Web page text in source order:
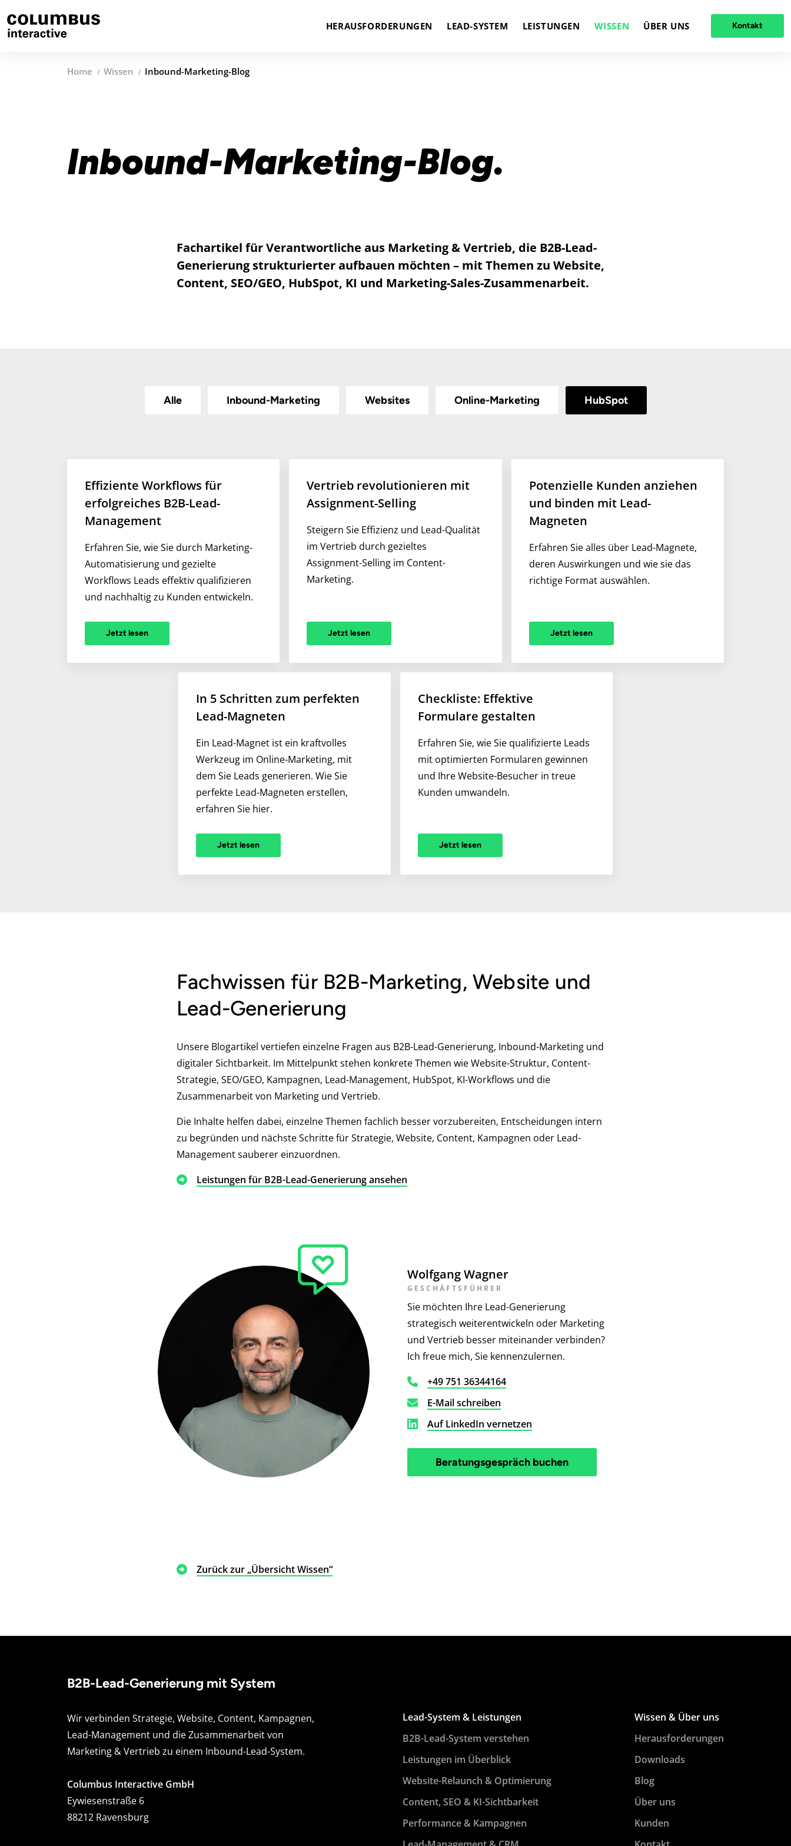
HERAUSFORDERUNGEN LEAD-SYSTEM LEISTUNGEN WISSEN ÜBER UNS Kontakt
Home Wissen Inbound-Marketing-Blog
Inbound-Marketing-Blog.
Fachartikel für Verantwortliche aus Marketing & Vertrieb, die B2B-Lead-
Generierung strukturierter aufbauen möchten – mit Themen zu Website,
Content, SEO/GEO, HubSpot, KI und Marketing-Sales-Zusammenarbeit.
Alle Inbound-Marketing Websites Online-Marketing HubSpot
Effiziente Workflows für
erfolgreiches B2B-Lead-
Management
Erfahren Sie, wie Sie durch Marketing-
Automatisierung und gezielte
Workflows Leads effektiv qualifizieren
und nachhaltig zu Kunden entwickeln.
Jetzt lesen
Vertrieb revolutionieren mit
Assignment-Selling
Steigern Sie Effizienz und Lead-Qualität
im Vertrieb durch gezieltes
Assignment-Selling im Content-
Marketing.
Jetzt lesen
Potenzielle Kunden anziehen
und binden mit Lead-
Magneten
Erfahren Sie alles über Lead-Magnete,
deren Auswirkungen und wie sie das
richtige Format auswählen.
Jetzt lesen
In 5 Schritten zum perfekten
Lead-Magneten
Ein Lead-Magnet ist ein kraftvolles
Werkzeug im Online-Marketing, mit
dem Sie Leads generieren. Wie Sie
perfekte Lead-Magneten erstellen,
erfahren Sie hier.
Jetzt lesen
Checkliste: Effektive
Formulare gestalten
Erfahren Sie, wie Sie qualifizierte Leads
mit optimierten Formularen gewinnen
und Ihre Website-Besucher in treue
Kunden umwandeln.
Jetzt lesen
Fachwissen für B2B-Marketing, Website und
Lead-Generierung
Unsere Blogartikel vertiefen einzelne Fragen aus B2B-Lead-Generierung, Inbound-Marketing und
digitaler Sichtbarkeit. Im Mittelpunkt stehen konkrete Themen wie Website-Struktur, Content-
Strategie, SEO/GEO, Kampagnen, Lead-Management, HubSpot, KI-Workflows und die
Zusammenarbeit von Marketing und Vertrieb.
Die Inhalte helfen dabei, einzelne Themen fachlich besser vorzubereiten, Entscheidungen intern
zu begründen und nächste Schritte für Strategie, Website, Content, Kampagnen oder Lead-
Management sauberer einzuordnen.
Leistungen für B2B-Lead-Generierung ansehen
Wolfgang Wagner
GESCHÄFTSFÜHRER
Sie möchten Ihre Lead-Generierung
strategisch weiterentwickeln oder Marketing
und Vertrieb besser miteinander verbinden?
Ich freue mich, Sie kennenzulernen.
+49 751 36344164
E-Mail schreiben
Auf LinkedIn vernetzen
Beratungsgespräch buchen
Zurück zur „Übersicht Wissen“
B2B-Lead-Generierung mit System
Wir verbinden Strategie, Website, Content, Kampagnen,
Lead-Management und die Zusammenarbeit von
Marketing & Vertrieb zu einem Inbound-Lead-System.
Columbus Interactive GmbH
Eywiesenstraße 6
88212 Ravensburg
Lead-System & Leistungen
B2B-Lead-System verstehen
Leistungen im Überblick
Website-Relaunch & Optimierung
Content, SEO & KI-Sichtbarkeit
Performance & Kampagnen
Wissen & Über uns
Herausforderungen
Downloads
Blog
Über uns
Kunden